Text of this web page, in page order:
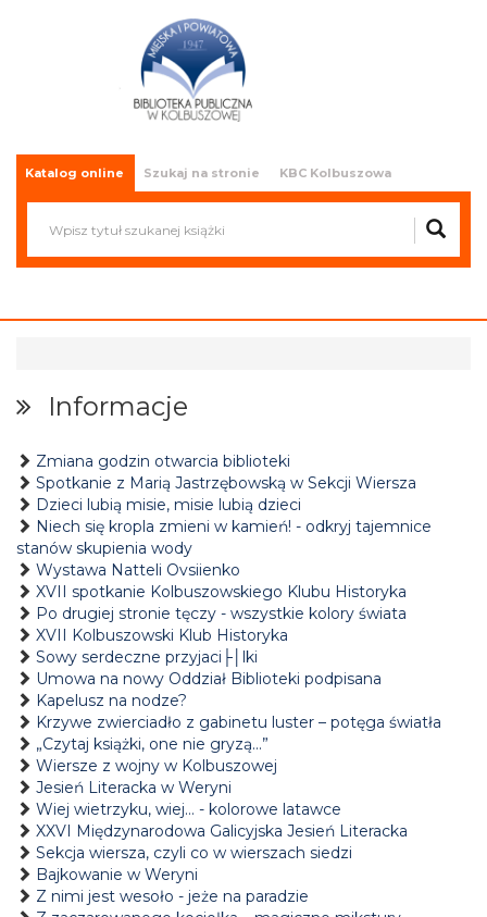
Miejska i Powiatowa Biblioteka
Publiczna w Kolbuszowej
Katalog online Szukaj na stronie KBC Kolbuszowa
Informacje
Zmiana godzin otwarcia biblioteki
Spotkanie z Marią Jastrzębowską w Sekcji Wiersza
Dzieci lubią misie, misie lubią dzieci
Niech się kropla zmieni w kamień! - odkryj tajemnice
stanów skupienia wody
Wystawa Natteli Ovsiienko
XVII spotkanie Kolbuszowskiego Klubu Historyka
Po drugiej stronie tęczy - wszystkie kolory świata
XVII Kolbuszowski Klub Historyka
Sowy serdeczne przyjaci├│lki
Umowa na nowy Oddział Biblioteki podpisana
Kapelusz na nodze?
Krzywe zwierciadło z gabinetu luster – potęga światła
„Czytaj książki, one nie gryzą...”
Wiersze z wojny w Kolbuszowej
Jesień Literacka w Weryni
Wiej wietrzyku, wiej… - kolorowe latawce
XXVI Międzynarodowa Galicyjska Jesień Literacka
Sekcja wiersza, czyli co w wierszach siedzi
Bajkowanie w Weryni
Z nimi jest wesoło - jeże na paradzie